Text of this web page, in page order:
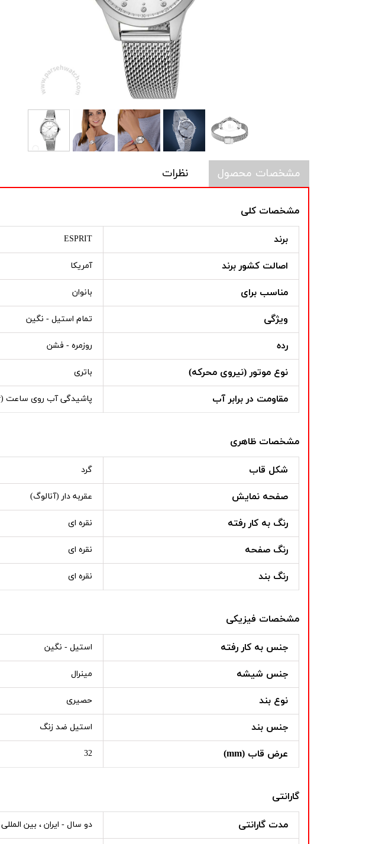
مشخصات محصول نظرات
مشخصات کلی
برند ESPRIT
اصالت کشور برند آمریکا
مناسب برای بانوان
ویژگی تمام استیل - نگین
رده روزمره - فشن
نوع موتور (نیروی محرکه) باتری
مقاومت در برابر آب پاشیدگی آب روی ساعت (5bar)
مشخصات ظاهری
شکل قاب گرد
صفحه نمایش عقربه دار (آنالوگ)
رنگ به کار رفته نقره ای
رنگ صفحه نقره ای
رنگ بند نقره ای
مشخصات فیزیکی
جنس به کار رفته استیل - نگین
جنس شیشه مینرال
نوع بند حصیری
جنس بند استیل ضد زنگ
عرض قاب (mm) 32
گارانتی
مدت گارانتی دو سال - ایران ، بین المللی